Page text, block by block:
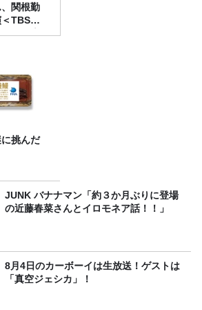
関根勤
TBSラ
ご報告
挑んだ
JUNK バナナマン「約３か月ぶりに登場
の近藤春菜さんとイロモネア話！！」
8月4日のカーボーイは生放送！ゲストは
「真空ジェシカ」！